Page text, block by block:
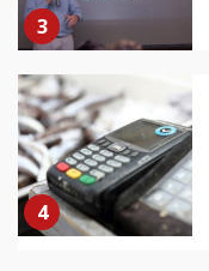
3
4